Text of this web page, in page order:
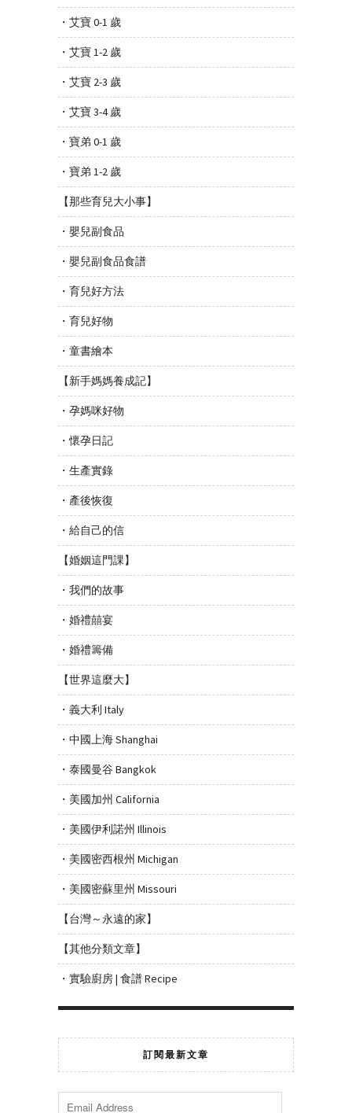
・艾寶 0-1 歲
・艾寶 1-2 歲
・艾寶 2-3 歲
・艾寶 3-4 歲
・寶弟 0-1 歲
・寶弟 1-2 歲
【那些育兒大小事】
・嬰兒副食品
・嬰兒副食品食譜
・育兒好方法
・育兒好物
・童書繪本
【新手媽媽養成記】
・孕媽咪好物
・懷孕日記
・生產實錄
・產後恢復
・給自己的信
【婚姻這門課】
・我們的故事
・婚禮囍宴
・婚禮籌備
【世界這麼大】
・義大利 Italy
・中國上海 Shanghai
・泰國曼谷 Bangkok
・美國加州 California
・美國伊利諾州 Illinois
・美國密西根州 Michigan
・美國密蘇里州 Missouri
【台灣～永遠的家】
【其他分類文章】
・實驗廚房 | 食譜 Recipe
訂閱最新文章